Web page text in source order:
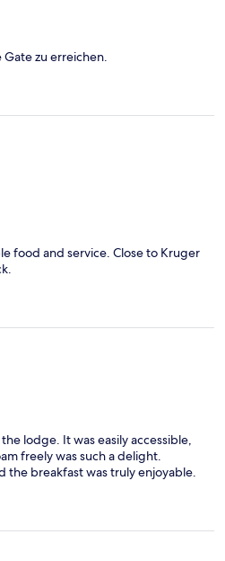
zu erreichen.
food and service. Close to Kruger
lodge. It was easily accessible,
freely was such a delight.
the breakfast was truly enjoyable.